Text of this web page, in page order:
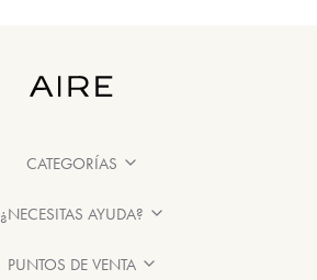
CATEGORÍAS
¿NECESITAS AYUDA?
PUNTOS DE VENTA